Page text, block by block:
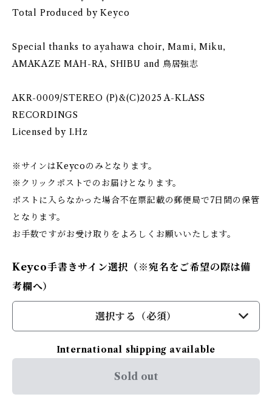
Total Produced by Keyco
Special thanks to ayahawa choir, Mami, Miku,
AMAKAZE MAH-RA, SHIBU and 鳥居強志
AKR-0009/STEREO (P)&(C)2025 A-KLASS
RECORDINGS
Licensed by I.Hz
※サインはKeycoのみとなります。
※クリックポストでのお届けとなります。
ポストに入らなかった場合不在票記載の郵便局で7日間の保管
となります。
お手数ですがお受け取りをよろしくお願いいたします。
Keyco手書きサイン選択（※宛名をご希望の際は備
考欄へ）
選択する（必須）
International shipping available
Sold out